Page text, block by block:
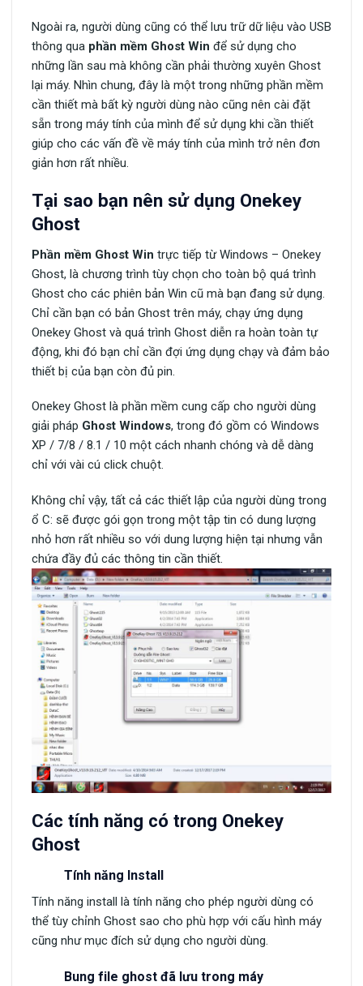
Ngoài ra, người dùng cũng có thể lưu trữ dữ liệu vào USB
thông qua phần mềm Ghost Win để sử dụng cho
những lần sau mà không cần phải thường xuyên Ghost
lại máy. Nhìn chung, đây là một trong những phần mềm
cần thiết mà bất kỳ người dùng nào cũng nên cài đặt
sẵn trong máy tính của mình để sử dụng khi cần thiết
giúp cho các vấn đề về máy tính của mình trở nên đơn
giản hơn rất nhiều.
Tại sao bạn nên sử dụng Onekey
Ghost
Phần mềm Ghost Win trực tiếp từ Windows – Onekey
Ghost, là chương trình tùy chọn cho toàn bộ quá trình
Ghost cho các phiên bản Win cũ mà bạn đang sử dụng.
Chỉ cần bạn có bản Ghost trên máy, chạy ứng dụng
Onekey Ghost và quá trình Ghost diễn ra hoàn toàn tự
động, khi đó bạn chỉ cần đợi ứng dụng chạy và đảm bảo
thiết bị của bạn còn đủ pin.
Onekey Ghost là phần mềm cung cấp cho người dùng
giải pháp Ghost Windows, trong đó gồm có Windows
XP / 7/8 / 8.1 / 10 một cách nhanh chóng và dễ dàng
chỉ với vài cú click chuột.
Không chỉ vậy, tất cả các thiết lập của người dùng trong
ổ C: sẽ được gói gọn trong một tập tin có dung lượng
nhỏ hơn rất nhiều so với dung lượng hiện tại nhưng vẫn
chứa đầy đủ các thông tin cần thiết.
Các tính năng có trong Onekey
Ghost
Tính năng Install
Tính năng install là tính năng cho phép người dùng có
thể tùy chỉnh Ghost sao cho phù hợp với cấu hình máy
cũng như mục đích sử dụng cho người dùng.
Bung file ghost đã lưu trong máy